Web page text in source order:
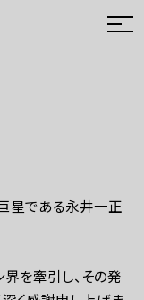
星である永井一正
を牽引し、その発